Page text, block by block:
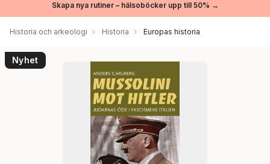
Skapa nya rutiner – hälsoböcker upp till 50% →
Historia och arkeologi Historia Europas historia
Nyhet